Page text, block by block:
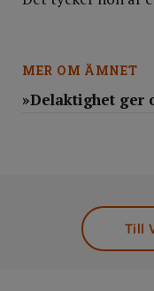
MER OM ÄMNET
»Delaktighet ger
Till